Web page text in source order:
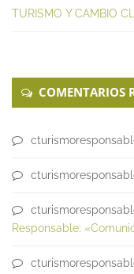
TURISMO Y CAMBIO
COMENTARIOS
Responsable: